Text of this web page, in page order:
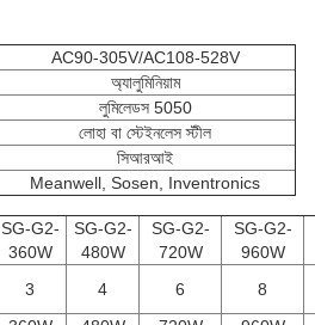
AC90-305V/AC108-528V
অ্যালুমিনিয়াম
লুমিলেডস 5050
লোহা বা স্টেইনলেস স্টীল
সিআরআই
Meanwell, Sosen, Inventronics
SG-G2-
360W
SG-G2-
480W
SG-G2-
720W
SG-G2-
960W
3 4 6
8